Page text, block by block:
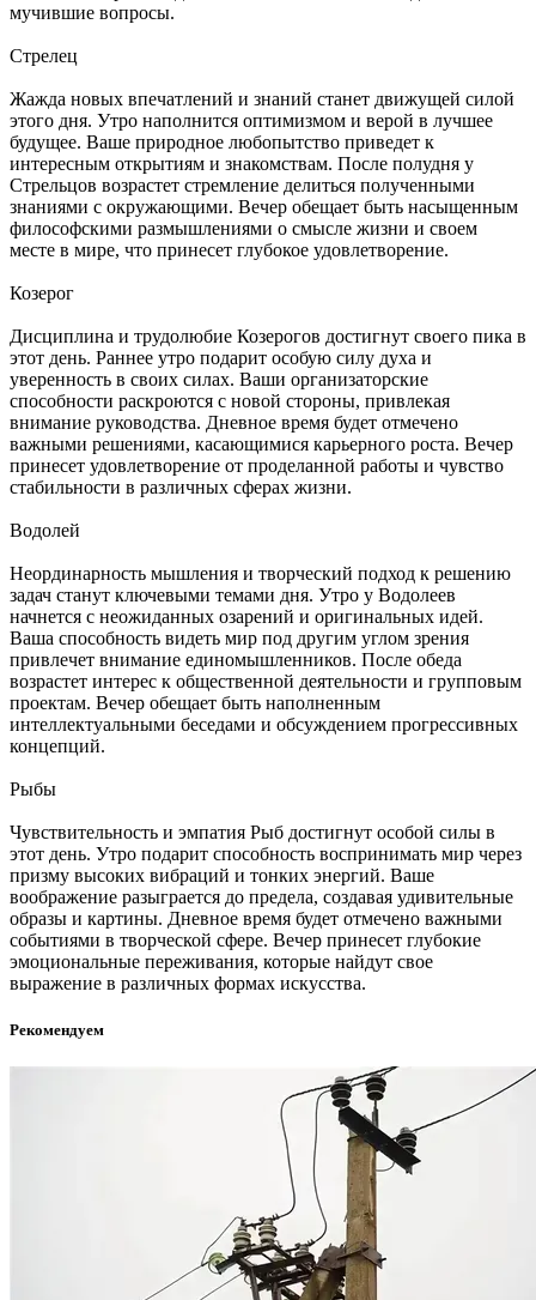
мучившие вопросы.
Стрелец
Жажда новых впечатлений и знаний станет движущей силой
этого дня. Утро наполнится оптимизмом и верой в лучшее
будущее. Ваше природное любопытство приведет к
интересным открытиям и знакомствам. После полудня у
Стрельцов возрастет стремление делиться полученными
знаниями с окружающими. Вечер обещает быть насыщенным
философскими размышлениями о смысле жизни и своем
месте в мире, что принесет глубокое удовлетворение.
Козерог
Дисциплина и трудолюбие Козерогов достигнут своего пика в
этот день. Раннее утро подарит особую силу духа и
уверенность в своих силах. Ваши организаторские
способности раскроются с новой стороны, привлекая
внимание руководства. Дневное время будет отмечено
важными решениями, касающимися карьерного роста. Вечер
принесет удовлетворение от проделанной работы и чувство
стабильности в различных сферах жизни.
Водолей
Неординарность мышления и творческий подход к решению
задач станут ключевыми темами дня. Утро у Водолеев
начнется с неожиданных озарений и оригинальных идей.
Ваша способность видеть мир под другим углом зрения
привлечет внимание единомышленников. После обеда
возрастет интерес к общественной деятельности и групповым
проектам. Вечер обещает быть наполненным
интеллектуальными беседами и обсуждением прогрессивных
концепций.
Рыбы
Чувствительность и эмпатия Рыб достигнут особой силы в
этот день. Утро подарит способность воспринимать мир через
призму высоких вибраций и тонких энергий. Ваше
воображение разыграется до предела, создавая удивительные
образы и картины. Дневное время будет отмечено важными
событиями в творческой сфере. Вечер принесет глубокие
эмоциональные переживания, которые найдут свое
выражение в различных формах искусства.
Рекомендуем